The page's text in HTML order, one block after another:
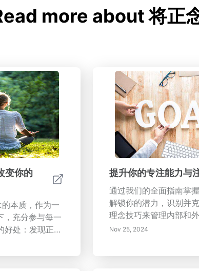
more about 将正
变你的
本质，作为一
，充分参与每一
处：发现正念
强专注力以及
。 - 开始行动：
提升你的专注能力与
通过我们的全面指南掌
解锁你的潜力，识别并
理念技巧来管理内部和
念练习和干扰日志到创
Nov 25, 2024